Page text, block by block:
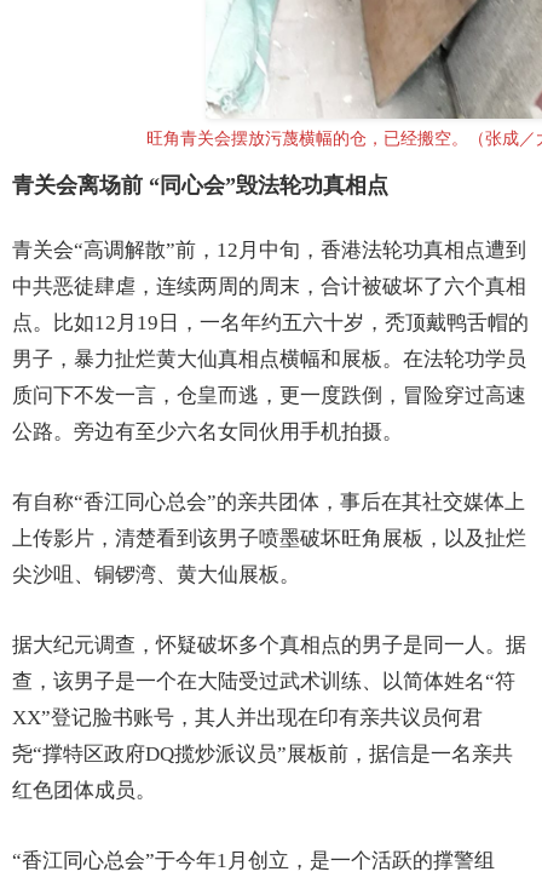
旺角青关会摆放污蔑横幅的仓，已经搬空。（张成／
青关会离场前 “同心会”毁法轮功真相点
青关会“高调解散”前，12月中旬，香港法轮功真相点遭到
中共恶徒肆虐，连续两周的周末，合计被破坏了六个真相
点。比如12月19日，一名年约五六十岁，秃顶戴鸭舌帽的
男子，暴力扯烂黄大仙真相点横幅和展板。在法轮功学员
质问下不发一言，仓皇而逃，更一度跌倒，冒险穿过高速
公路。旁边有至少六名女同伙用手机拍摄。
有自称“香江同心总会”的亲共团体，事后在其社交媒体上
上传影片，清楚看到该男子喷墨破坏旺角展板，以及扯烂
尖沙咀、铜锣湾、黄大仙展板。
据大纪元调查，怀疑破坏多个真相点的男子是同一人。据
查，该男子是一个在大陆受过武术训练、以简体姓名“符
XX”登记脸书账号，其人并出现在印有亲共议员何君
尧“撑特区政府DQ揽炒派议员”展板前，据信是一名亲共
红色团体成员。
“香江同心总会”于今年1月创立，是一个活跃的撑警组